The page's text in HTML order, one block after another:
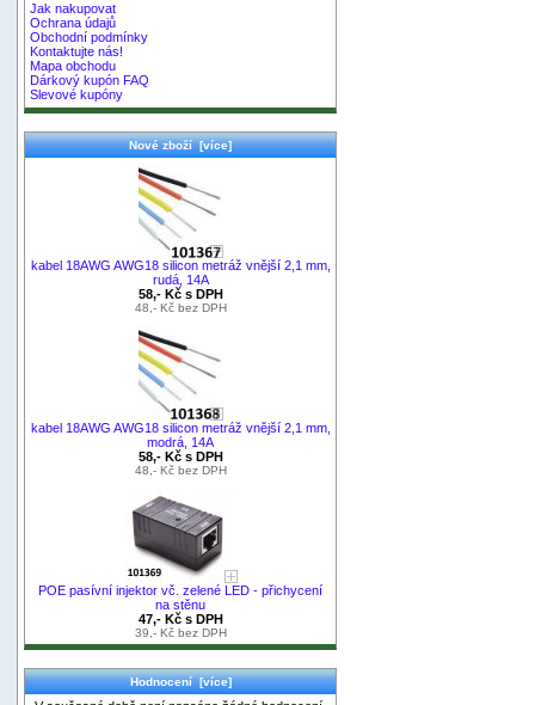
Jak nakupovat
Ochrana údajů
Obchodní podmínky
Kontaktujte nás!
Mapa obchodu
Dárkový kupón FAQ
Slevové kupóny
Nové zboží [více]
kabel 18AWG AWG18 silicon metráž vnější 2,1 mm,
rudá, 14A
58,- Kč s DPH
48,- Kč bez DPH
kabel 18AWG AWG18 silicon metráž vnější 2,1 mm,
modrá, 14A
58,- Kč s DPH
48,- Kč bez DPH
POE pasívní injektor vč. zelené LED - přichycení
na stěnu
47,- Kč s DPH
39,- Kč bez DPH
Hodnocení [více]